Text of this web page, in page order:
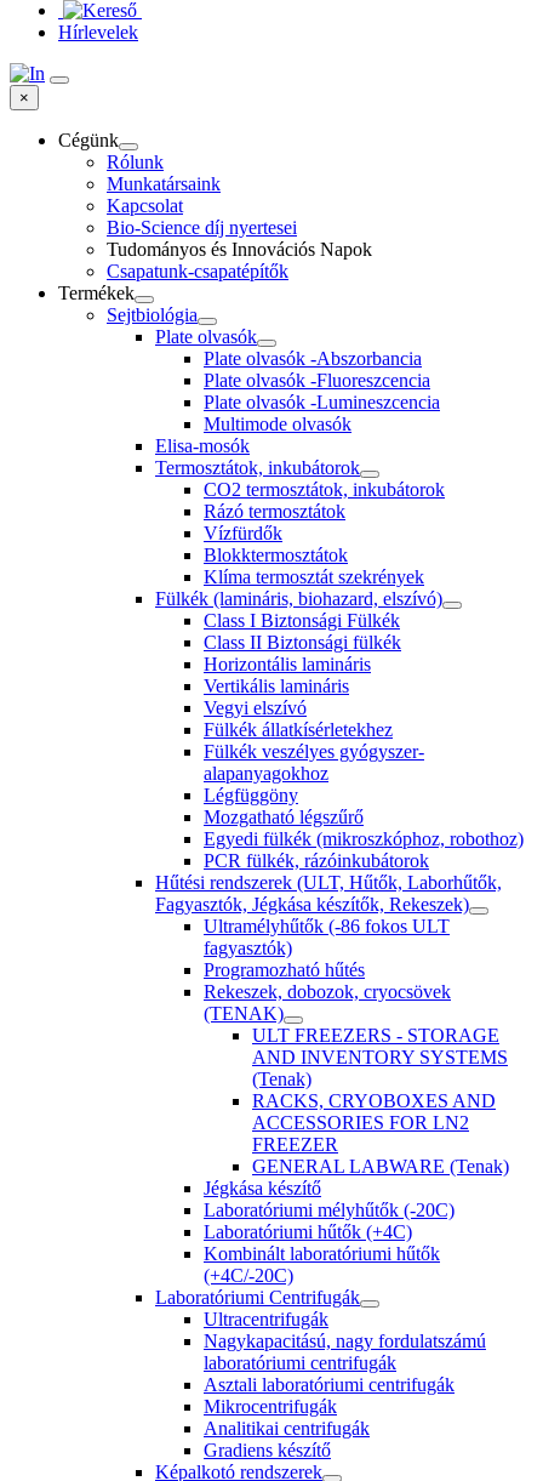
Hírlevelek
×
Cégünk
Rólunk
Munkatársaink
Kapcsolat
Bio-Science díj nyertesei
Tudományos és Innovációs Napok
Csapatunk-csapatépítők
Termékek
Sejtbiológia
Plate olvasók
Plate olvasók -Abszorbancia
Plate olvasók -Fluoreszcencia
Plate olvasók -Lumineszcencia
Multimode olvasók
Elisa-mosók
Termosztátok, inkubátorok
CO2 termosztátok, inkubátorok
Rázó termosztátok
Vízfürdők
Blokktermosztátok
Klíma termosztát szekrények
Fülkék (lamináris, biohazard, elszívó)
Class I Biztonsági Fülkék
Class II Biztonsági fülkék
Horizontális lamináris
Vertikális lamináris
Vegyi elszívó
Fülkék állatkísérletekhez
Fülkék veszélyes gyógyszer-
alapanyagokhoz
Légfüggöny
Mozgatható légszűrő
Egyedi fülkék (mikroszkóphoz, robothoz)
PCR fülkék, rázóinkubátorok
Hűtési rendszerek (ULT, Hűtők, Laborhűtők,
Fagyasztók, Jégkása készítők, Rekeszek)
Ultramélyhűtők (-86 fokos ULT
fagyasztók)
Programozható hűtés
Rekeszek, dobozok, cryocsövek
(TENAK)
ULT FREEZERS - STORAGE
AND INVENTORY SYSTEMS
(Tenak)
RACKS, CRYOBOXES AND
ACCESSORIES FOR LN2
FREEZER
GENERAL LABWARE (Tenak)
Jégkása készítő
Laboratóriumi mélyhűtők (-20C)
Laboratóriumi hűtők (+4C)
Kombinált laboratóriumi hűtők
(+4C/-20C)
Laboratóriumi Centrifugák
Ultracentrifugák
Nagykapacitású, nagy fordulatszámú
laboratóriumi centrifugák
Asztali laboratóriumi centrifugák
Mikrocentrifugák
Analitikai centrifugák
Gradiens készítő
Képalkotó rendszerek